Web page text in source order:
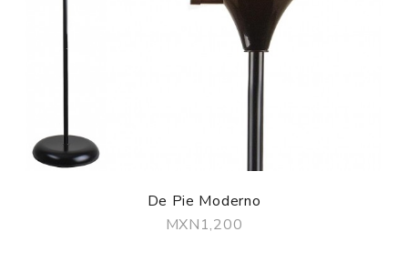
De Pie Moderno
MXN1,200